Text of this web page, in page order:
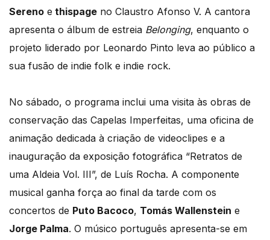
Sereno e thispage no Claustro Afonso V. A cantora
apresenta o álbum de estreia Belonging, enquanto o
projeto liderado por Leonardo Pinto leva ao público a
sua fusão de indie folk e indie rock.
No sábado, o programa inclui uma visita às obras de
conservação das Capelas Imperfeitas, uma oficina de
animação dedicada à criação de videoclipes e a
inauguração da exposição fotográfica “Retratos de
uma Aldeia Vol. III”, de Luís Rocha. A componente
musical ganha força ao final da tarde com os
concertos de Puto Bacoco, Tomás Wallenstein e
Jorge Palma. O músico português apresenta-se em